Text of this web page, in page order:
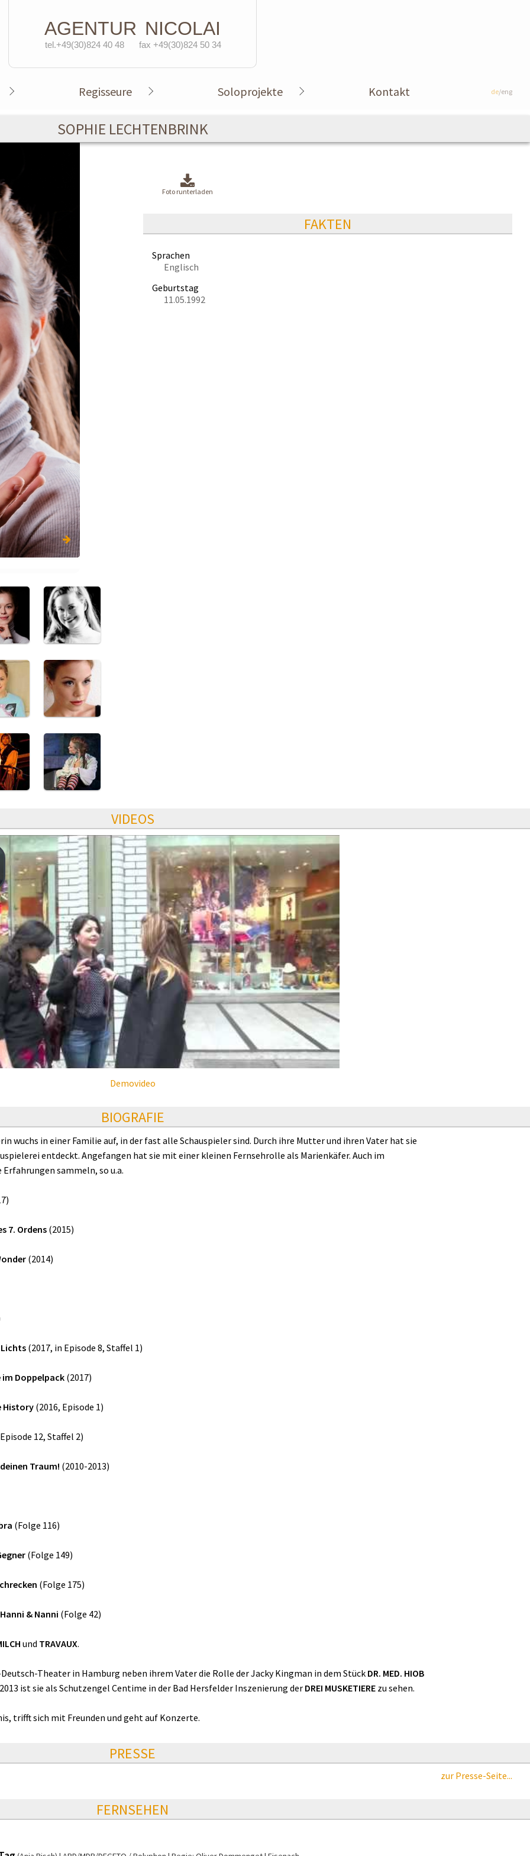
AGENTUR NICOLAI
tel.+49(30)824 40 48 fax +49(30)824 50 34
Regisseure Soloprojekte Kontakt de/eng
SOPHIE LECHTENBRINK
Foto runterladen
FAKTEN
Sprachen
Englisch
Geburtstag
11.05.1992
VIDEOS
Demovideo
BIOGRAFIE
wuchs in einer Familie auf, in der fast alle Schauspieler sind. Durch ihre Mutter und ihren Vater hat sie
entdeckt. Angefangen hat sie mit einer kleinen Fernsehrolle als Marienkäfer. Auch im
sammeln, so u.a.
7. Ordens(2015)
(2014)
(2017, in Episode 8, Staffel 1)
Doppelpack (2017)
History (2016, Episode 1)
12, Staffel 2)
Traum! (2010-2013)
(Folge 116)
(Folge 149)
(Folge 175)
& Nanni (Folge 42)
und TRAVAUX.
Theater in Hamburg neben ihrem Vater die Rolle der Jacky Kingman in dem Stück DR. MED. HIOB
ist sie als Schutzengel Centime in der Bad Hersfelder Inszenierung der DREI MUSKETIERE zu sehen.
trifft sich mit Freunden und geht auf Konzerte.
PRESSE
zur Presse-Seite...
FERNSEHEN